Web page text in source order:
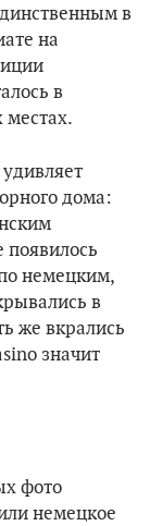
в
на
в
местах.
дома:
появилось
немецким,
в
же вкрались
значит
фото
немецкое